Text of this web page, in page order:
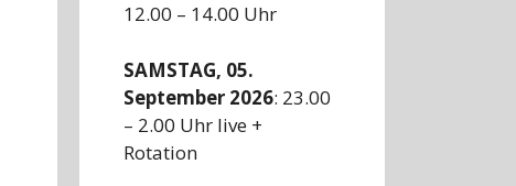
12.00 – 14.00 Uhr
SAMSTAG, 05.
September 2026: 23.00
– 2.00 Uhr live +
Rotation